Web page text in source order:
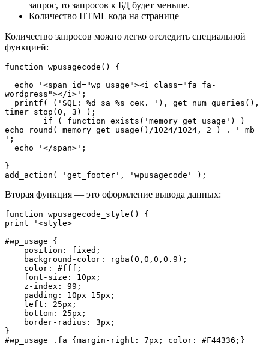
запрос, то запросов к БД будет меньше.
Количество HTML кода на странице
Количество запросов можно легко отследить специальной
функцией:
function wpusagecode() {
wordpress"></i>';
timer_stop(0, 3) );
echo round( memory_get_usage()/1024/1024, 2 ) . ' mb
';
}
add_action( 'get_footer', 'wpusagecode' );
Вторая функция — это оформление вывода данных:
function wpusagecode_style() {
print '<style>
#wp_usage {
}
#wp_usage .fa {margin-right: 7px; color: #F44336;}